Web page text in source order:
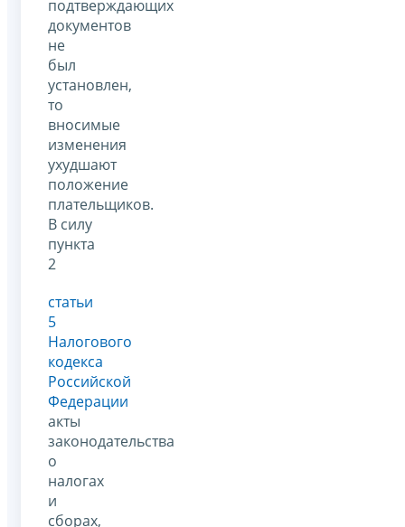
подтверждающих
документов
не
был
установлен,
то
вносимые
изменения
ухудшают
положение
плательщиков.
В силу
пункта
2
статьи
5
Налогового
кодекса
Российской
Федерации
акты
законодательства
о
налогах
и
сборах,